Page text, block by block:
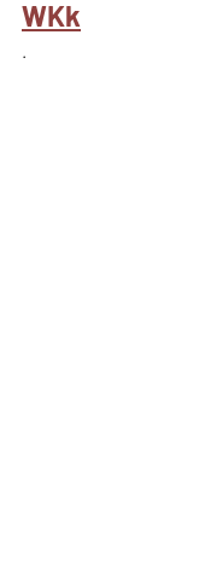
WKk
.